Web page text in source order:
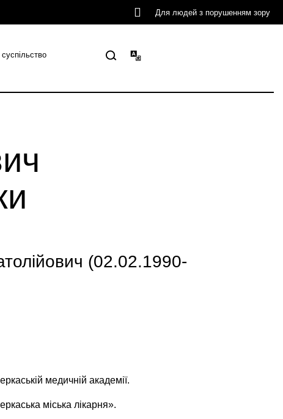
Для людей з порушенням зору
(02.02.1990-
медичній академії.
міська лікарня».